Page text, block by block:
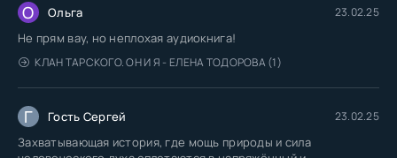
О Ольга 23.02.25
Не прям вау, но неплохая аудиокнига!
КЛАН ТАРСКОГО. ОН И Я - ЕЛЕНА ТОДОРОВА (1)
Г Гость Сергей 23.02.25
Захватывающая история, где мощь природы и сила